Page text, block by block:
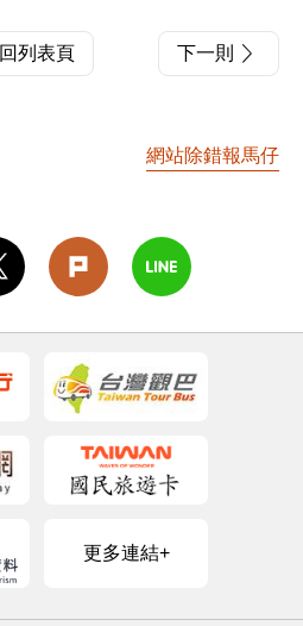
回列表頁 下一則
網站除錯報馬仔
更多連結+